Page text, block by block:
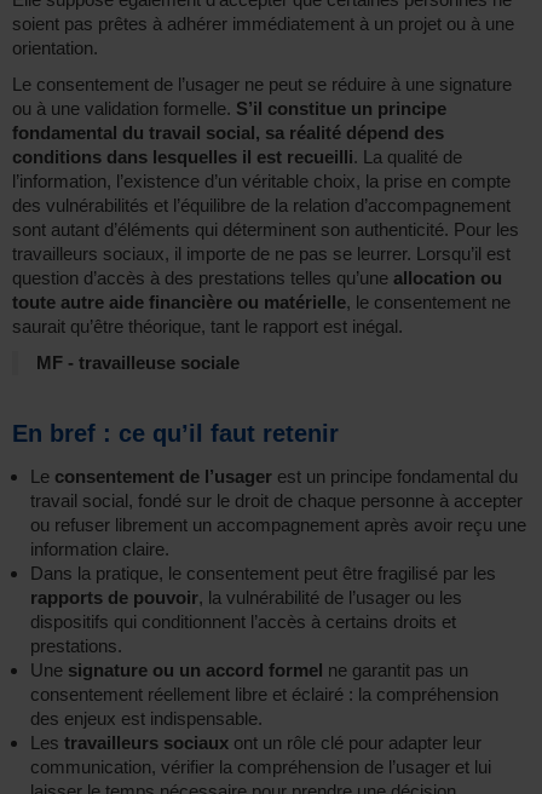
soient pas prêtes à adhérer immédiatement à un projet ou à une
orientation.
Le consentement de l’usager ne peut se réduire à une signature
ou à une validation formelle. S’il constitue un principe
fondamental du travail social, sa réalité dépend des
conditions dans lesquelles il est recueilli. La qualité de
l’information, l’existence d’un véritable choix, la prise en compte
des vulnérabilités et l’équilibre de la relation d’accompagnement
sont autant d’éléments qui déterminent son authenticité. Pour les
travailleurs sociaux, il importe de ne pas se leurrer. Lorsqu’il est
question d’accès à des prestations telles qu’une allocation ou
toute autre aide financière ou matérielle, le consentement ne
saurait qu’être théorique, tant le rapport est inégal.
MF - travailleuse sociale
En bref : ce qu’il faut retenir
Le consentement de l’usager est un principe fondamental du
travail social, fondé sur le droit de chaque personne à accepter
ou refuser librement un accompagnement après avoir reçu une
information claire.
Dans la pratique, le consentement peut être fragilisé par les
rapports de pouvoir, la vulnérabilité de l’usager ou les
dispositifs qui conditionnent l’accès à certains droits et
prestations.
Une signature ou un accord formel ne garantit pas un
consentement réellement libre et éclairé : la compréhension
des enjeux est indispensable.
Les travailleurs sociaux ont un rôle clé pour adapter leur
communication, vérifier la compréhension de l’usager et lui